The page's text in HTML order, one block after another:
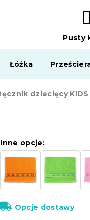
Pusty
Łóżka
Inne opcje:
Opcje dostawy